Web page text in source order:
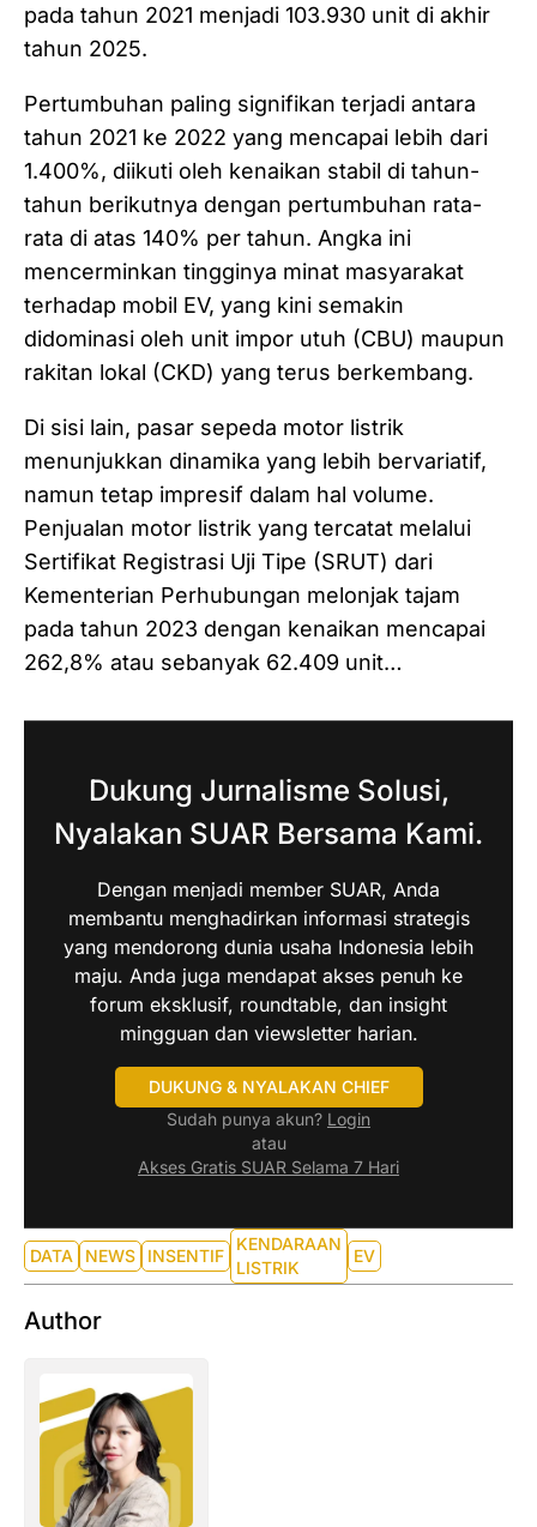
pada tahun 2021 menjadi 103.930 unit di akhir
tahun 2025.
Pertumbuhan paling signifikan terjadi antara
tahun 2021 ke 2022 yang mencapai lebih dari
1.400%, diikuti oleh kenaikan stabil di tahun-
tahun berikutnya dengan pertumbuhan rata-
rata di atas 140% per tahun. Angka ini
mencerminkan tingginya minat masyarakat
terhadap mobil EV, yang kini semakin
didominasi oleh unit impor utuh (CBU) maupun
rakitan lokal (CKD) yang terus berkembang.
Di sisi lain, pasar sepeda motor listrik
menunjukkan dinamika yang lebih bervariatif,
namun tetap impresif dalam hal volume.
Penjualan motor listrik yang tercatat melalui
Sertifikat Registrasi Uji Tipe (SRUT) dari
Kementerian Perhubungan melonjak tajam
pada tahun 2023 dengan kenaikan mencapai
262,8% atau sebanyak 62.409 unit…
Dukung Jurnalisme Solusi,
Nyalakan SUAR Bersama Kami.
Dengan menjadi member SUAR, Anda
membantu menghadirkan informasi strategis
yang mendorong dunia usaha Indonesia lebih
maju. Anda juga mendapat akses penuh ke
forum eksklusif, roundtable, dan insight
mingguan dan viewsletter harian.
DUKUNG & NYALAKAN CHIEF
Sudah punya akun? Login
atau
Akses Gratis SUAR Selama 7 Hari
DATA NEWS INSENTIF
KENDARAAN
LISTRIK
EV
Author